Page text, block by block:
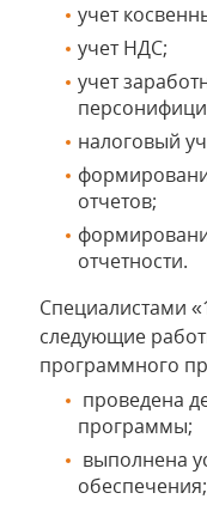
учет
учет НДС;
учет
налоговый
отчетов;
отчетности.
Специалистами
следующие
программного
проведена
программы;
выполнена
обеспечения;